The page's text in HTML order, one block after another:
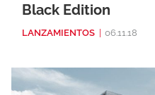
Black Edition
LANZAMIENTOS 06.11.18